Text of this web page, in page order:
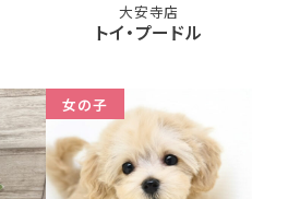
大安寺店
トイ・プードル
女の子